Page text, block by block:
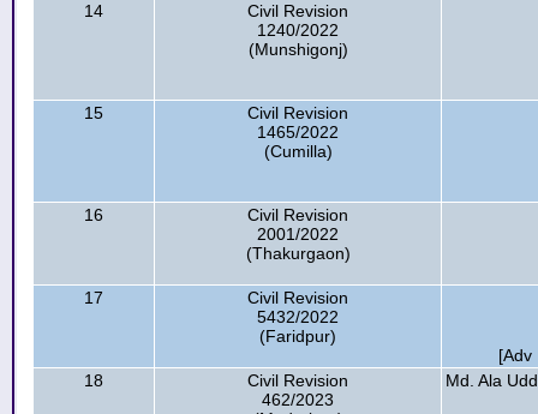
14
Civil Revision
1240/2022
(Munshigonj)
15
Civil Revision
1465/2022
(Cumilla)
16
Civil Revision
2001/2022
(Thakurgaon)
17
Civil Revision
5432/2022
(Faridpur)
[Adv
18
Civil Revision
462/2023
Md. Ala